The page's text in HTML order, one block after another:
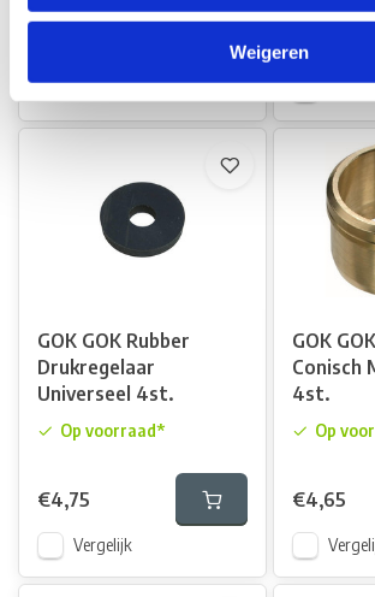
Weigeren
€2,50
€5,10
GOK GOK Rubber
Drukregelaar
Universeel 4st.
Op voorraad*
€4,75
Vergelijk
GOK
Conisch
4st.
Op
€4,65